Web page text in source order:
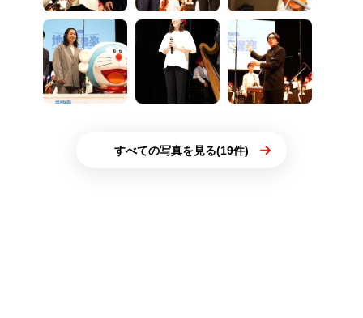
すべての写真を見る(19件)